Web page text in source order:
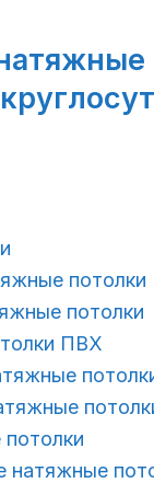
потолки
потолки
ПВХ
натяжные